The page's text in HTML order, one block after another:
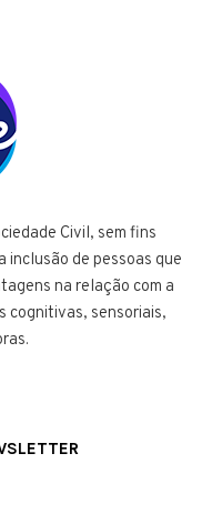
Civil, sem fins
de pessoas que
na relação com a
cognitivas, sensoriais,